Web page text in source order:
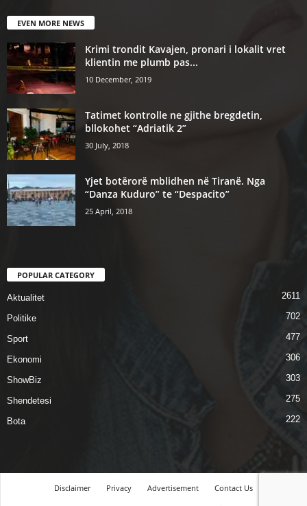
EVEN MORE NEWS
Krimi trondit Kavajen, pronari i lokalit vret
klientin me plumb pas...
10 December, 2019
Tatimet kontrolle ne gjithe bregdetin,
bllokohet “Adriatik 2”
30 July, 2018
Yjet botërorë mblidhen në Tiranë. Nga
“Danza Kuduro” te “Despacito”
25 April, 2018
POPULAR CATEGORY
Aktualitet 2611
Politike 702
Sport 477
Ekonomi 306
ShowBiz 303
Shendetesi 275
Bota 222
Disclaimer Privacy Advertisement
Contact Us